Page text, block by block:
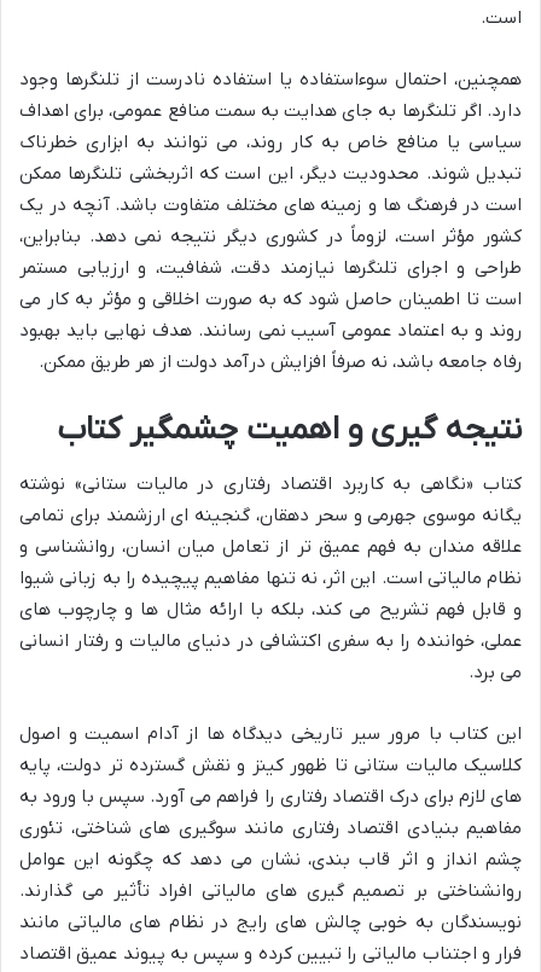
است.
همچنین، احتمال سوءاستفاده یا استفاده نادرست از تلنگرها وجود
دارد. اگر تلنگرها به جای هدایت به سمت منافع عمومی، برای اهداف
سیاسی یا منافع خاص به کار روند، می توانند به ابزاری خطرناک
تبدیل شوند. محدودیت دیگر، این است که اثربخشی تلنگرها ممکن
است در فرهنگ ها و زمینه های مختلف متفاوت باشد. آنچه در یک
کشور مؤثر است، لزوماً در کشوری دیگر نتیجه نمی دهد. بنابراین،
طراحی و اجرای تلنگرها نیازمند دقت، شفافیت، و ارزیابی مستمر
است تا اطمینان حاصل شود که به صورت اخلاقی و مؤثر به کار می
روند و به اعتماد عمومی آسیب نمی رسانند. هدف نهایی باید بهبود
رفاه جامعه باشد، نه صرفاً افزایش درآمد دولت از هر طریق ممکن.
نتیجه گیری و اهمیت چشمگیر کتاب
کتاب «نگاهی به کاربرد اقتصاد رفتاری در مالیات ستانی» نوشته
یگانه موسوی جهرمی و سحر دهقان، گنجینه ای ارزشمند برای تمامی
علاقه مندان به فهم عمیق تر از تعامل میان انسان، روانشناسی و
نظام مالیاتی است. این اثر، نه تنها مفاهیم پیچیده را به زبانی شیوا
و قابل فهم تشریح می کند، بلکه با ارائه مثال ها و چارچوب های
عملی، خواننده را به سفری اکتشافی در دنیای مالیات و رفتار انسانی
می برد.
این کتاب با مرور سیر تاریخی دیدگاه ها از آدام اسمیت و اصول
کلاسیک مالیات ستانی تا ظهور کینز و نقش گسترده تر دولت، پایه
های لازم برای درک اقتصاد رفتاری را فراهم می آورد. سپس با ورود به
مفاهیم بنیادی اقتصاد رفتاری مانند سوگیری های شناختی، تئوری
چشم انداز و اثر قاب بندی، نشان می دهد که چگونه این عوامل
روانشناختی بر تصمیم گیری های مالیاتی افراد تأثیر می گذارند.
نویسندگان به خوبی چالش های رایج در نظام های مالیاتی مانند
فرار و اجتناب مالیاتی را تبیین کرده و سپس به پیوند عمیق اقتصاد